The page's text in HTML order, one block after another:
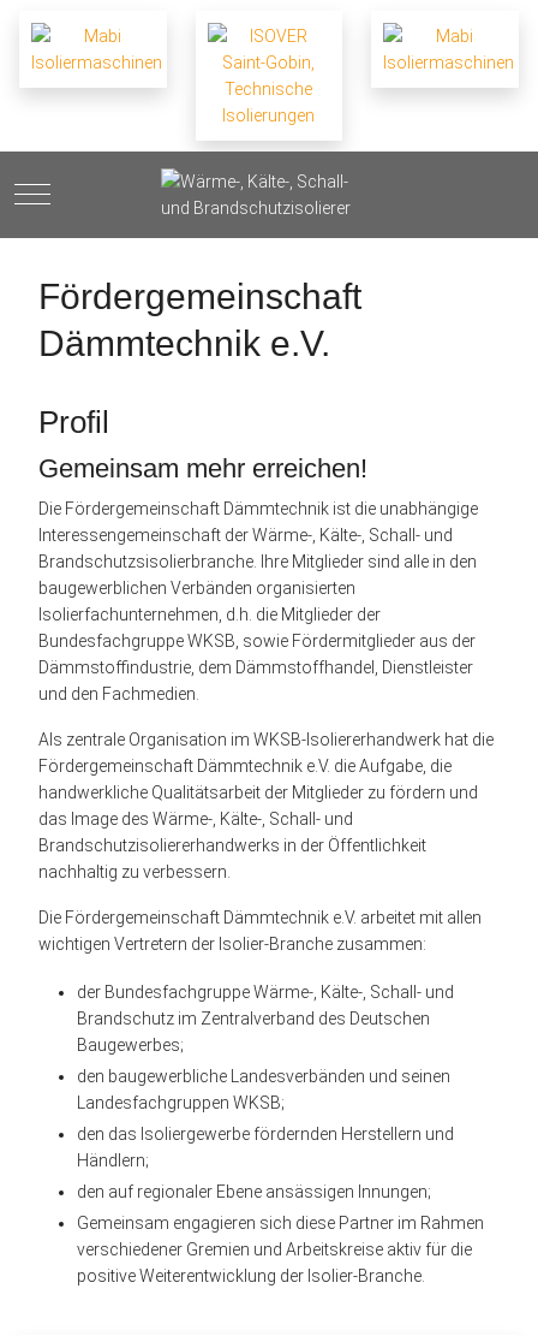
Mobile Menu Toggle
Fördergemeinschaft
Dämmtechnik e.V.
Profil
Gemeinsam mehr erreichen!
Die Fördergemeinschaft Dämmtechnik ist die unabhängige
Interessengemeinschaft der Wärme-, Kälte-, Schall- und
Brandschutzsisolierbranche. Ihre Mitglieder sind alle in den
baugewerblichen Verbänden organisierten
Isolierfachunternehmen, d.h. die Mitglieder der
Bundesfachgruppe WKSB, sowie Fördermitglieder aus der
Dämmstoffindustrie, dem Dämmstoffhandel, Dienstleister
und den Fachmedien.
Als zentrale Organisation im WKSB-Isoliererhandwerk hat die
Fördergemeinschaft Dämmtechnik e.V. die Aufgabe, die
handwerkliche Qualitätsarbeit der Mitglieder zu fördern und
das Image des Wärme-, Kälte-, Schall- und
Brandschutzisoliererhandwerks in der Öffentlichkeit
nachhaltig zu verbessern.
Die Fördergemeinschaft Dämmtechnik e.V. arbeitet mit allen
wichtigen Vertretern der Isolier-Branche zusammen:
der Bundesfachgruppe Wärme-, Kälte-, Schall- und
Brandschutz im Zentralverband des Deutschen
Baugewerbes;
den baugewerbliche Landesverbänden und seinen
Landesfachgruppen WKSB;
den das Isoliergewerbe fördernden Herstellern und
Händlern;
den auf regionaler Ebene ansässigen Innungen;
Gemeinsam engagieren sich diese Partner im Rahmen
verschiedener Gremien und Arbeitskreise aktiv für die
positive Weiterentwicklung der Isolier-Branche.